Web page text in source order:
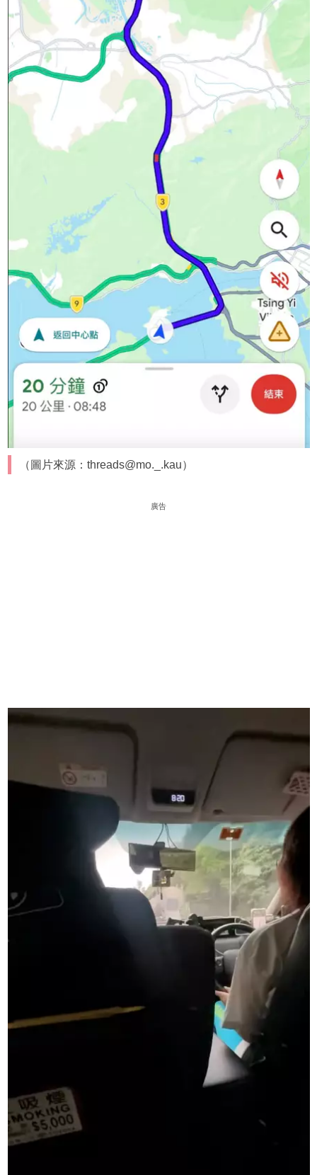
（圖片來源：threads@mo._.kau）
廣告